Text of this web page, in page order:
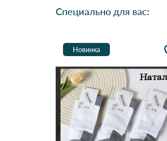
Специально для вас:
Новинка